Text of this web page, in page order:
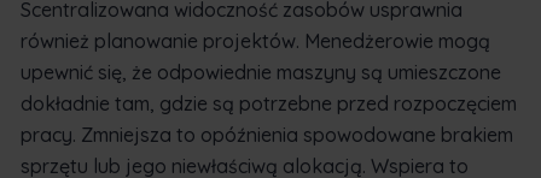
Scentralizowana widoczność zasobów usprawnia
również planowanie projektów. Menedżerowie mogą
upewnić się, że odpowiednie maszyny są umieszczone
dokładnie tam, gdzie są potrzebne przed rozpoczęciem
pracy. Zmniejsza to opóźnienia spowodowane brakiem
sprzętu lub jego niewłaściwą alokacją. Wspiera to